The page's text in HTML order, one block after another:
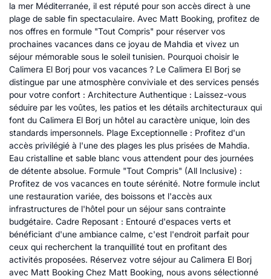
la mer Méditerranée, il est réputé pour son accès direct à une
plage de sable fin spectaculaire. Avec Matt Booking, profitez de
nos offres en formule "Tout Compris" pour réserver vos
prochaines vacances dans ce joyau de Mahdia et vivez un
séjour mémorable sous le soleil tunisien. Pourquoi choisir le
Calimera El Borj pour vos vacances ? Le Calimera El Borj se
distingue par une atmosphère conviviale et des services pensés
pour votre confort : Architecture Authentique : Laissez-vous
séduire par les voûtes, les patios et les détails architecturaux qui
font du Calimera El Borj un hôtel au caractère unique, loin des
standards impersonnels. Plage Exceptionnelle : Profitez d'un
accès privilégié à l'une des plages les plus prisées de Mahdia.
Eau cristalline et sable blanc vous attendent pour des journées
de détente absolue. Formule "Tout Compris" (All Inclusive) :
Profitez de vos vacances en toute sérénité. Notre formule inclut
une restauration variée, des boissons et l'accès aux
infrastructures de l'hôtel pour un séjour sans contrainte
budgétaire. Cadre Reposant : Entouré d'espaces verts et
bénéficiant d'une ambiance calme, c'est l'endroit parfait pour
ceux qui recherchent la tranquillité tout en profitant des
activités proposées. Réservez votre séjour au Calimera El Borj
avec Matt Booking Chez Matt Booking, nous avons sélectionné